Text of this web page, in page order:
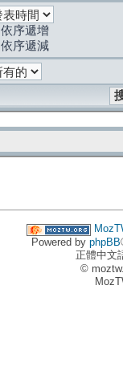
依序遞增
依序遞減
Powered by phpBB
正體中文
©